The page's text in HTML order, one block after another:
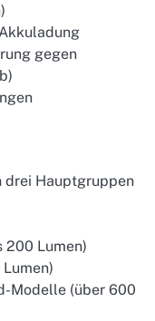
gegen
drei Hauptgruppen
200 Lumen)
Modelle (über 600